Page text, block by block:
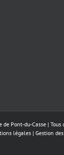
Pont-du-Casse | Tous
légales | Gestion